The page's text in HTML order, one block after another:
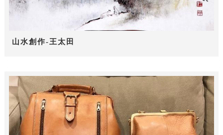
山水創作-王太田